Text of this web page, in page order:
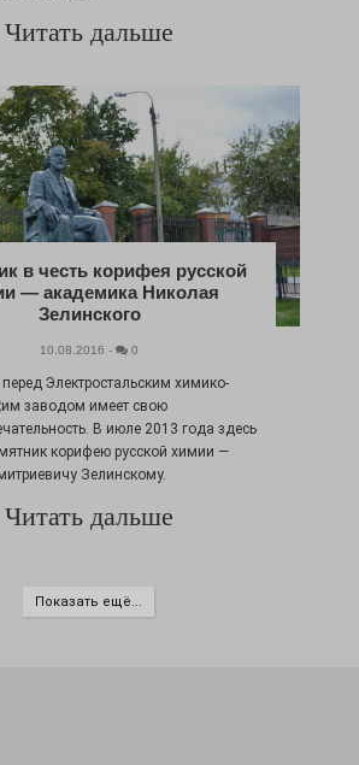
Читать дальше
в честь корифея русской
— академика Николая
Зелинского
10.08.2016 - 0
Электростальским химико-
заводом имеет свою
В июле 2013 года здесь
корифею русской химии —
Зелинскому.
Читать дальше
Показать ещё...